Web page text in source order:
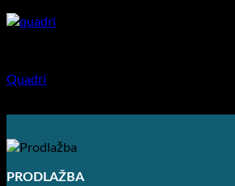
Quadri
PRODLAŽBA